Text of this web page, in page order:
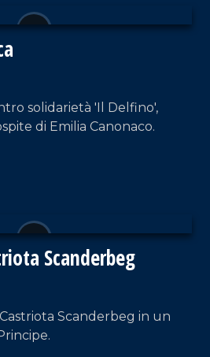
solidarietà 'Il Delfino',
di Emilia Canonaco.
Scanderbeg
Scanderbeg in un